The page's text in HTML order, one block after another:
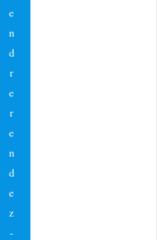
e
n
d
r
e
r
e
n
d
e
z
-